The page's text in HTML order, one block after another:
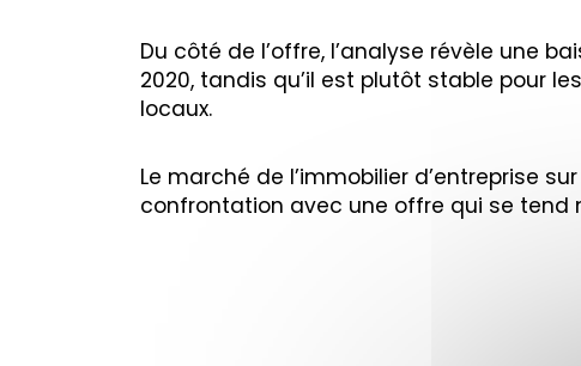
Du côté de l’offre, l’analyse révèle une
2020, tandis qu’il est plutôt stable pour
locaux.
Le marché de l’immobilier d’entreprise sur
confrontation avec une offre qui se tend